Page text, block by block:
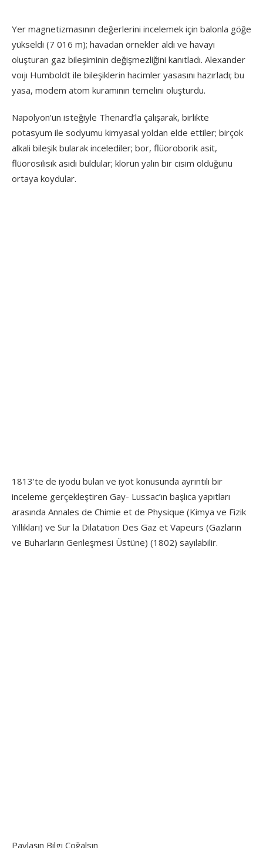
Yer magnetizmasının değerlerini incelemek için balonla göğe
yükseldi (7 016 m); havadan örnekler aldı ve havayı
oluşturan gaz bileşiminin değişmezliğini kanıtladı. Alexander
voıjı Humboldt ile bileşiklerin hacimler yasasını hazırladı; bu
yasa, modem atom kuramının temelini oluşturdu.
Napolyon’un isteğiyle Thenard’la çalışarak, birlikte
potasyum ile sodyumu kimyasal yoldan elde ettiler; birçok
alkali bileşik bularak incelediler; bor, flüoroborik asit,
flüorosilisik asidi buldular; klorun yalın bir cisim olduğunu
ortaya koydular.
1813’te de iyodu bulan ve iyot konusunda ayrıntılı bir
inceleme gerçekleştiren Gay- Lussac’ın başlıca yapıtları
arasında Annales de Chimie et de Physique (Kimya ve Fizik
Yıllıkları) ve Sur la Dilatation Des Gaz et Vapeurs (Gazların
ve Buharların Genleşmesi Üstüne) (1802) sayılabilir.
Paylaşın Bilgi Çoğalsın